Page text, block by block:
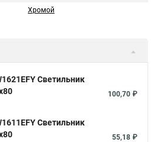
Хромой
Светильник
100,70 ₽
Светильник
55,18 ₽